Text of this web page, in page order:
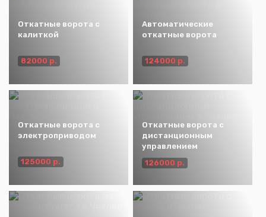
Откатные ворота с
калиткой
82000 р.
Автоматические
откатные ворота
124000 р.
Откатные ворота с
электроприводом
125000 р.
Откатные ворота с
дистанционным
управлением
126000 р.